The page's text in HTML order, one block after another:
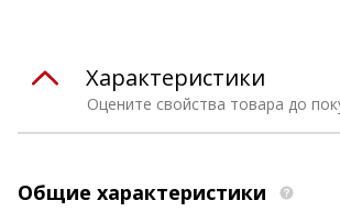
Оцените свойства товара до
Характеристики
Общие характеристики